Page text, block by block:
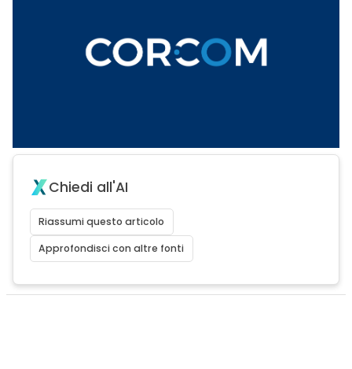
Chiedi all'AI
Riassumi questo articolo
Approfondisci con altre fonti